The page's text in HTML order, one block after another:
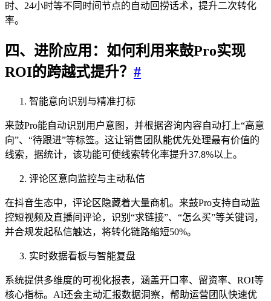
时、24小时等不同时间节点的自动回捞话术，提升二次转化
率。
四、进阶应用：如何利用来鼓Pro实现
ROI的跨越式提升？ #
智能意向识别与精准打标
来鼓Pro能自动识别用户意图，并根据咨询内容自动打上“高意
向”、“待跟进”等标签。这让销售团队能优先处理最有价值的
线索，据统计，该功能可使线索转化率提升37.8%以上。
评论区意向监控与主动私信
在抖音生态中，评论区隐藏着大量商机。来鼓Pro支持自动监
控短视频及直播间评论，识别“求链接”、“怎么买”等关键词，
并合规发起私信触达，将转化链路缩短50%。
实时数据看板与智能复盘
系统提供多维度的可视化报表，涵盖开口率、留资率、ROI等
核心指标。AI还会主动汇报数据洞察，帮助运营团队快速优